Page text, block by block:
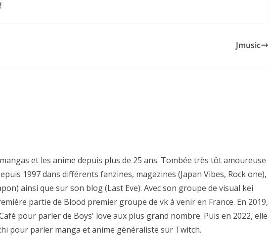
Jmusic
et les anime depuis plus de 25 ans. Tombée très tôt amoureuse
1997 dans différents fanzines, magazines (Japan Vibes, Rock one),
ainsi que sur son blog (Last Eve). Avec son groupe de visual kei
partie de Blood premier groupe de vk à venir en France. En 2019,
pour parler de Boys' love aux plus grand nombre. Puis en 2022, elle
pour parler manga et anime généraliste sur Twitch.